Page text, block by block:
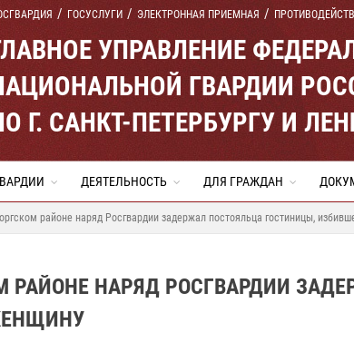
ГОСУСЛУГИ ЭЛЕКТРОННАЯ ПРИЕМНАЯ
УПРАВЛЕНИЕ
ГВАРДИИ
Г. САНКТ-ПЕТЕРБУРГУ И
ДЕЯТЕЛЬНОСТЬ ДЛЯ ГРАЖДАН
районе наряд Росгвардии задержал постояльца гостиницы,
РАЙОНЕ НАРЯД РОСГВАРДИИ